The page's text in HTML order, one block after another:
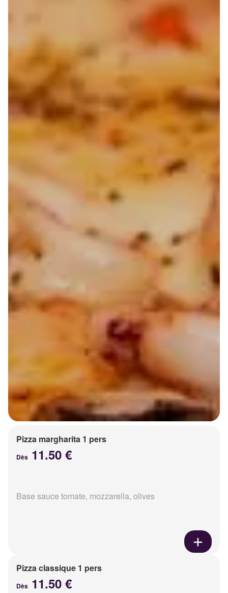
Pizza margharita 1 pers
Dès 11.50 €
Base sauce tomate, mozzarella, olives
Pizza classique 1 pers
Dès 11.50 €